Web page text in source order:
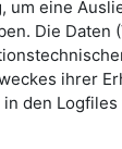
eine
Die
ihrer
den